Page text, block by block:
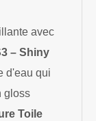
avec
– Shiny
d'eau qui
gloss
Toile